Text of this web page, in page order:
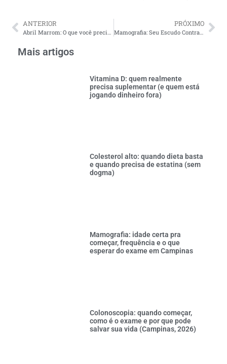
ANTERIOR PRÓXIMO
Mamografia: Seu Escudo Contra o Câncer de Mama
Mais artigos
Vitamina D: quem realmente
precisa suplementar (e quem está
jogando dinheiro fora)
Colesterol alto: quando dieta basta
e quando precisa de estatina (sem
dogma)
Mamografia: idade certa pra
começar, frequência e o que
esperar do exame em Campinas
Colonoscopia: quando começar,
como é o exame e por que pode
salvar sua vida (Campinas, 2026)